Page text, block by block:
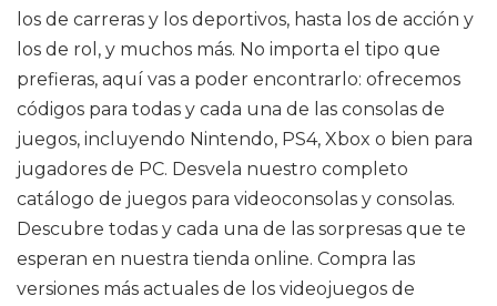
los de carreras y los deportivos, hasta los de acción y
los de rol, y muchos más. No importa el tipo que
prefieras, aquí vas a poder encontrarlo: ofrecemos
códigos para todas y cada una de las consolas de
juegos, incluyendo Nintendo, PS4, Xbox o bien para
jugadores de PC. Desvela nuestro completo
catálogo de juegos para videoconsolas y consolas.
Descubre todas y cada una de las sorpresas que te
esperan en nuestra tienda online. Compra las
versiones más actuales de los videojuegos de